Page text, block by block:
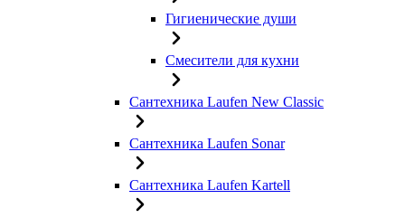
Гигиенические души
Смесители для кухни
Сантехника Laufen New Classic
Сантехника Laufen Sonar
Сантехника Laufen Kartell